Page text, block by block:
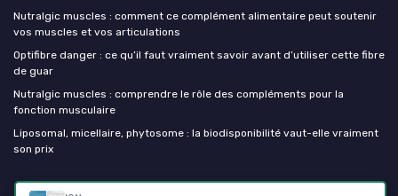
Nutralgic muscles : comment ce complément alimentaire peut soutenir
vos muscles et vos articulations
Optifibre danger : ce qu’il faut vraiment savoir avant d’utiliser cette fibre
de guar
Nutralgic muscles : comprendre le rôle des compléments pour la
fonction musculaire
Liposomal, micellaire, phytosome : la biodisponibilité vaut-elle vraiment
son prix